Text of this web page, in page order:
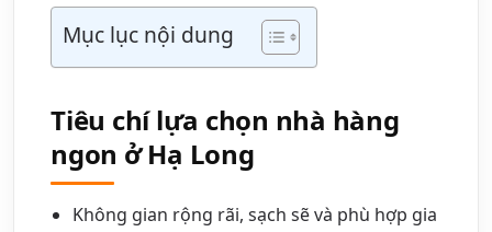
Mục lục nội dung
Tiêu chí lựa chọn nhà hàng
ngon ở Hạ Long
Không gian rộng rãi, sạch sẽ và phù hợp gia